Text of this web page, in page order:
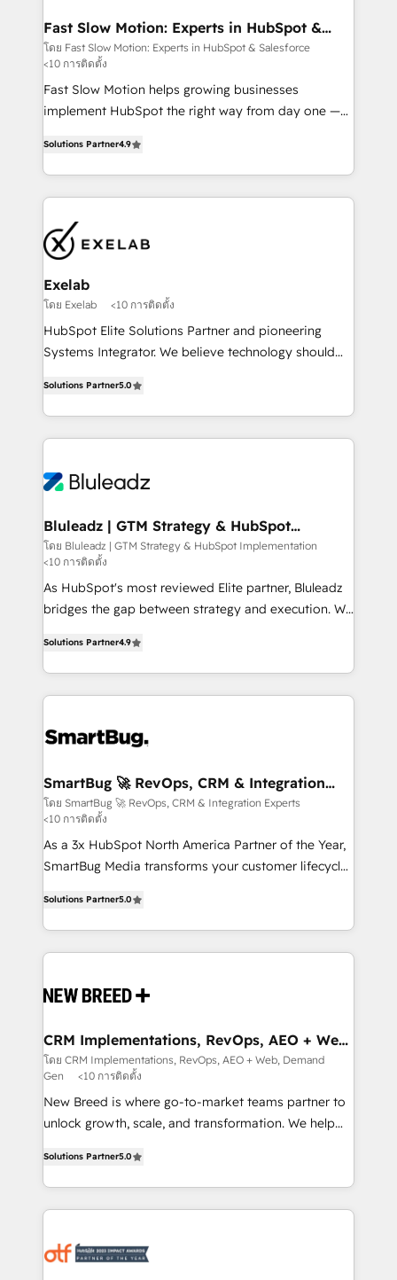
services include: - Choosing the right HubSpot
package for your business - Full CRM, Marketing, and
Sales Hub implementations - Custom dashboards
and reporting - Workflow automation and data
clean-up - Sales enablement and team training -
Leeds and London, we partner with SMEs across the
UK who are ready to turn HubSpot into the growth
engine it’s meant to be.
Fast Slow Motion: Experts in HubSpot &
Salesforce
โดย Fast Slow Motion: Experts in HubSpot & Salesforce
<10 การติดตั้ง
Fast Slow Motion helps growing businesses
implement HubSpot the right way from day one —
Highly certified in both HubSpot and Salesforce, we
bring deep experience in CRM implementation,
integrations, and data migration across modern
market and enterprise organizations, our team
combines strong technical execution with real
business perspective. Many of our consultants have
scaled businesses themselves, giving us a practical
understanding of what owners and operators need
as their systems, data, and processes evolve. Since
range of industries, including healthcare, software,
B2B services, manufacturing, financial services and
on delivering clean, scalable, AI-ready systems that
create long-term value and a consistently strong
Solutions Partner4.9
Exelab
โดย Exelab <10 การติดตั้ง
HubSpot Elite Solutions Partner and pioneering
Systems Integrator. We believe technology should
Every engagement begins with clear objectives,
customer journey mapping, and measurable KPIs.
Only then we architect solutions. The question is
outcomes to deliver. -SYSTEM INTEGRATION-
make HubSpot the operational hub, integrated with
SAP, Microsoft Dynamics, custom ERPs, and any
enterprise platform. Proprietary apps extend
HubSpot beyond standard configurations. -AI-
FIRST- AI across customer-facing operations to
unlock efficiency at scale. From predictive
intelligence to conversational AI, we turn data into
action and automation into competitive advantage.
accreditations
Solutions Partner5.0
Bluleadz | GTM Strategy & HubSpot
Implementation
โดย Bluleadz | GTM Strategy & HubSpot Implementation
<10 การติดตั้ง
As HubSpot's most reviewed Elite partner, Bluleadz
bridges the gap between strategy and execution. We
Operating System (GTM OS) to align your leadership
and engineer a portal that drives predictable
revenue velocity. 🚀 GTM Strategy & Alignment
stalling growth. Fix your ICP, Math, and Story to stop
Scalable Architecture: Zero-technical-debt setup
across all Hubs, validated by our 7 HubSpot
Accreditations. AI-Powered RevOps: Breeze AI,
custom AI agents, and high-integrity migrations for
total reporting clarity. Security & Compliance: SOC 2
security. 🏆 Why Bluleadz? GTM OS Partner | 16+
Years Experience | 1,000+ Five-Star Reviews
Solutions Partner4.9
SmartBug 🚀 RevOps, CRM & Integration
Experts
โดย SmartBug 🚀 RevOps, CRM & Integration Experts
<10 การติดตั้ง
As a 3x HubSpot North America Partner of the Year,
SmartBug Media transforms your customer lifecycle
includes specialized divisions Globalia (AI &
Software) and Point Success Media (Paid Media),
making this the official home for all three brands. 🔄
and system integrations powered by Globalia’s
trainers to drive platform adoption. 📈 Revenue
Generation - Full-funnel marketing and high-
performance advertising via Point Success Media. -
Expert deployment of Breeze AI and custom agents
to automate growth. 🏆 Elite Excellence - 8 platform
expertise. - A team of 250+ experts dedicated to
your resilient growth.
Solutions Partner5.0
CRM Implementations, RevOps, AEO + Web,
Demand Gen
โดย CRM Implementations, RevOps, AEO + Web, Demand
Gen
<10 การติดตั้ง
New Breed is where go-to-market teams partner to
unlock growth, scale, and transformation. We help
customer platform and operationalize HubSpot’s
Loop Marketing framework through expert-led
services, smart agents, and purpose-built apps,
results, fast. ⚙️CRM & RevOps: Align all Hubs to your
Solutions Partner5.0